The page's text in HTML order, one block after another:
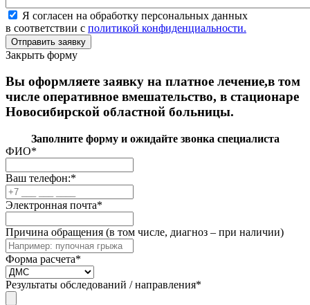
Я согласен на обработку персональных данных
в соответствии с политикой конфиденциальности.
Закрыть форму
Вы оформляете заявку на платное лечение,в том
числе оперативное вмешательство, в стационаре
Новосибирской областной больницы.
Заполните форму и ожидайте звонка специалиста
ФИО*
Ваш телефон:*
Электронная почта*
Причина обращения (в том числе, диагноз – при наличии)
Форма расчета*
Результаты обследований / направления*